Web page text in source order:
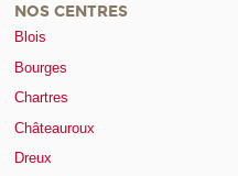
NOS CENTRES
Blois
Bourges
Chartres
Châteauroux
Dreux